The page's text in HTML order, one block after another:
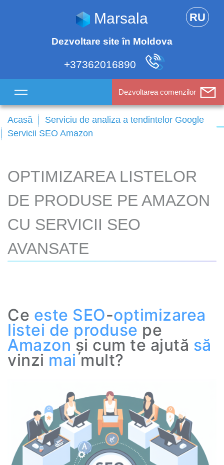
Marsala
Dezvoltare site în Moldova
+37362016890
RU
Dezvoltarea comenzilor
Acasă
Serviciu de analiza a tendintelor Google
Servicii SEO Amazon
OPTIMIZAREA LISTELOR
DE PRODUSE PE AMAZON
CU SERVICII SEO
AVANSATE
Ce este SEO-optimizarea
listei de produse pe
Amazon și cum te ajută să
vinzi maimult?